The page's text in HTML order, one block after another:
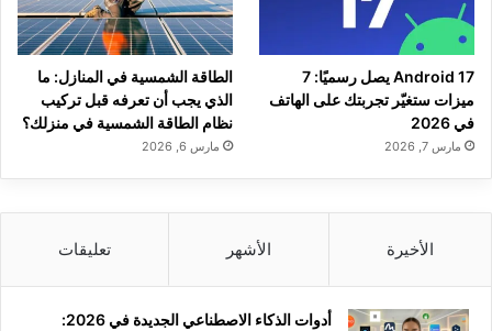
Android 17 يصل رسميًا: 7
ميزات ستغيّر تجربتك على الهاتف
في 2026
مارس 7, 2026
الطاقة الشمسية في المنازل: ما
الذي يجب أن تعرفه قبل تركيب
نظام الطاقة الشمسية في منزلك؟
مارس 6, 2026
الأخيرة الأشهر تعليقات
أدوات الذكاء الاصطناعي الجديدة في 2026: